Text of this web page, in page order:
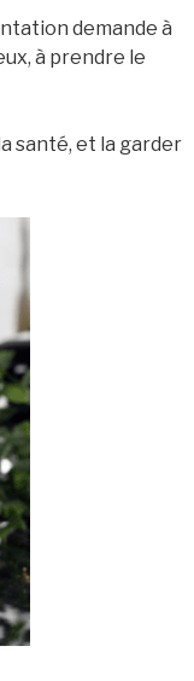
demande à
à prendre le
santé, et la garder